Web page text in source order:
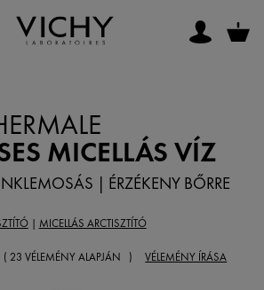
MICELLÁS VÍZ
| ÉRZÉKENY BŐRRE
| MICELLÁS ARCTISZTÍTÓ
( 23 VÉLEMÉNY ALAPJÁN ) VÉLEMÉNY ÍRÁSA